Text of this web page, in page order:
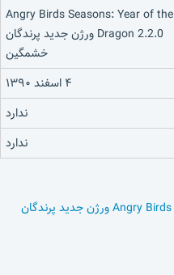
Angry Birds Seasons: Year of the
Dragon 2.2.0 ورژن جدید پرندگان
خشمگین
۴ اسفند ۱۳۹۰
ندارد
ندارد